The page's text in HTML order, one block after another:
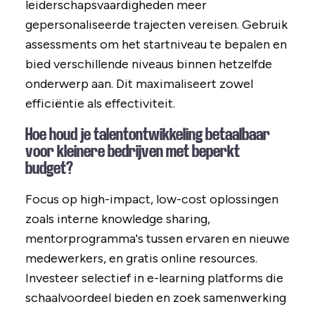
leiderschapsvaardigheden meer
gepersonaliseerde trajecten vereisen. Gebruik
assessments om het startniveau te bepalen en
bied verschillende niveaus binnen hetzelfde
onderwerp aan. Dit maximaliseert zowel
efficiëntie als effectiviteit.
Hoe houd je talentontwikkeling betaalbaar
voor kleinere bedrijven met beperkt
budget?
Focus op high-impact, low-cost oplossingen
zoals interne knowledge sharing,
mentorprogramma's tussen ervaren en nieuwe
medewerkers, en gratis online resources.
Investeer selectief in e-learning platforms die
schaalvoordeel bieden en zoek samenwerking